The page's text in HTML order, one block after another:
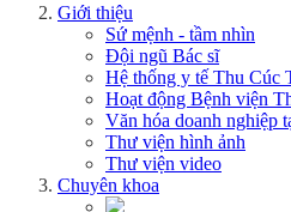
Giới thiệu
Sứ mệnh - tầm nhìn
Đội ngũ Bác sĩ
Hệ thống y tế Thu Cúc
Hoạt động Bệnh viện
Văn hóa doanh nghiệp
Thư viện hình ảnh
Thư viện video
Chuyên khoa